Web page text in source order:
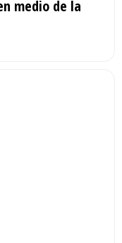
medio de la